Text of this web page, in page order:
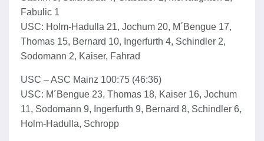
Fabulic 1
USC: Holm-Hadulla 21, Jochum 20, M´Bengue 17,
Thomas 15, Bernard 10, Ingerfurth 4, Schindler 2,
Sodomann 2, Kaiser, Fahrad
USC – ASC Mainz 100:75 (46:36)
USC: M´Bengue 23, Thomas 18, Kaiser 16, Jochum
11, Sodomann 9, Ingerfurth 9, Bernard 8, Schindler 6,
Holm-Hadulla, Schropp